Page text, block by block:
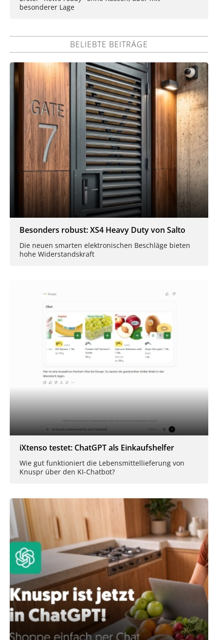
besonderer Lage
BELIEBTE BEITRÄGE
Besonders robust: XS4 Heavy Duty von Salto
Die neuen smarten elektronischen Beschläge bieten
hohe Widerstandskraft
iXtenso testet: ChatGPT als Einkaufshelfer
Wie gut funktioniert die Lebensmittellieferung von
Knuspr über den KI-Chatbot?